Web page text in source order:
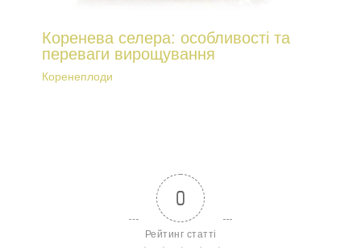
Коренева селера: особливості та
переваги вирощування
Коренеплоди
0
Рейтинг статті